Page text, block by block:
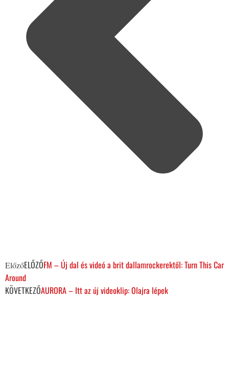
ElőzőELŐZŐFM – Új dal és videó a brit dallamrockerektől: Turn This Car
Around
KÖVETKEZŐAURORA – Itt az új videoklip: Olajra lépek